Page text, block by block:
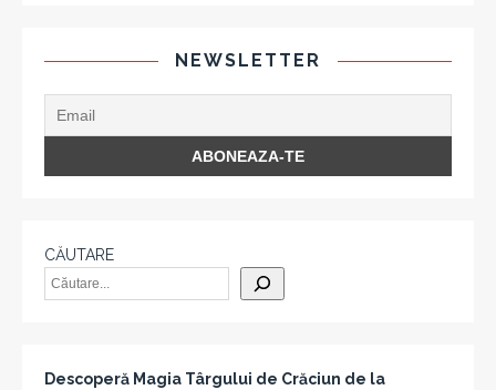
NEWSLETTER
CĂUTARE
Descoperă Magia Târgului de Crăciun de la